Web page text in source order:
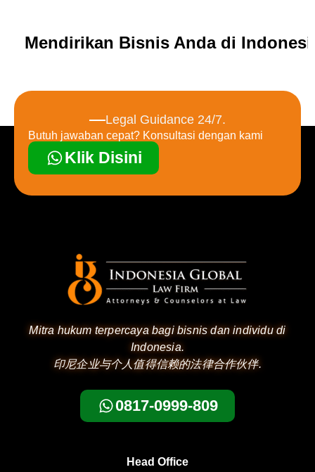
Mendirikan Bisnis Anda di
Legal Guidance 24/7.
Butuh jawaban cepat? Konsultasi dengan kami
Klik Disini
Mitra hukum terpercaya bagi bisnis dan individu di
Indonesia.
印尼企业与个人值得信赖的法律合作伙伴.
0817-0999-809
Head Office